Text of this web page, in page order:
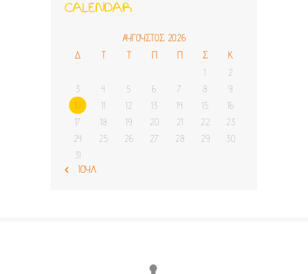
CALENDAR
ΑΎΓΟΥΣΤΟΣ 2026
Δ
Τ Τ Π Π Σ
Κ
1
2
3
4 5 6 7 8
9
10
11 12 13 14 15
16
17
18 19 20 21 22
23
24
25 26 27 28 29
30
31
« ΙΟΎΛ